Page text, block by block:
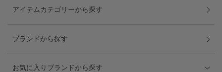
アイテムカテゴリーから探す
ブランドから探す
お気に入りブランドから探す